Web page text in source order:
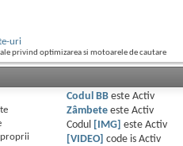
uri
privind optimizarea si motoarele de cautare
Codul BBeste Activ
Zâmbeteeste Activ
Codul
[IMG] este Activ
[VIDEO]
code is Activ